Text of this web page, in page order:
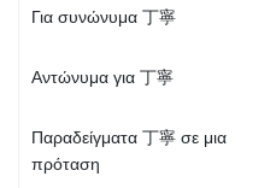
Για συνώνυμα 丁寧
Αντώνυμα για 丁寧
Παραδείγματα 丁寧 σε μια
πρόταση